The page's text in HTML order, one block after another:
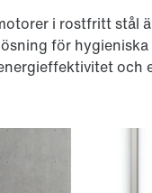
i rostfritt stål
för
och